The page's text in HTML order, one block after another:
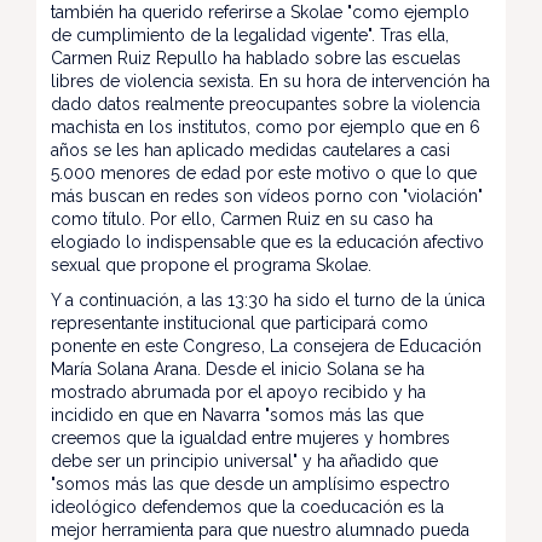
también ha querido referirse a Skolae "como ejemplo
de cumplimiento de la legalidad vigente". Tras ella,
Carmen Ruiz Repullo ha hablado sobre las escuelas
libres de violencia sexista. En su hora de intervención ha
dado datos realmente preocupantes sobre la violencia
machista en los institutos, como por ejemplo que en 6
años se les han aplicado medidas cautelares a casi
5.000 menores de edad por este motivo o que lo que
más buscan en redes son vídeos porno con "violación"
como título. Por ello, Carmen Ruiz en su caso ha
elogiado lo indispensable que es la educación afectivo
sexual que propone el programa Skolae.
Y a continuación, a las 13:30 ha sido el turno de la única
representante institucional que participará como
ponente en este Congreso, La consejera de Educación
María Solana Arana. Desde el inicio Solana se ha
mostrado abrumada por el apoyo recibido y ha
incidido en que en Navarra "somos más las que
creemos que la igualdad entre mujeres y hombres
debe ser un principio universal" y ha añadido que
"somos más las que desde un amplísimo espectro
ideológico defendemos que la coeducación es la
mejor herramienta para que nuestro alumnado pueda